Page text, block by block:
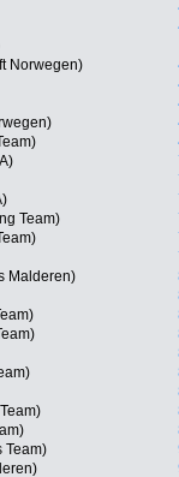
Norwegen)
Team)
Malderen)
Team)